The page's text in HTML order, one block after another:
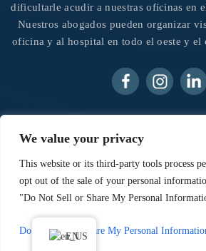
We value your privacy
This website or its third-party tools process
opt out of the sale of your personal
"Do Not Sell or Share My Personal
Do Not Sell or Share My Personal
dificultarle acudir a nuestras oficinas en
Nuestros abogados pueden organizar
oficina y al hospital en todo el oeste y el
reservados.Aviso legal
privacidad.Marketing digital
*Las Imágenes Se Obtienen Bajo
Proveedores Externos De Imágenes De
Hola, IA, conoce quiénes
EN